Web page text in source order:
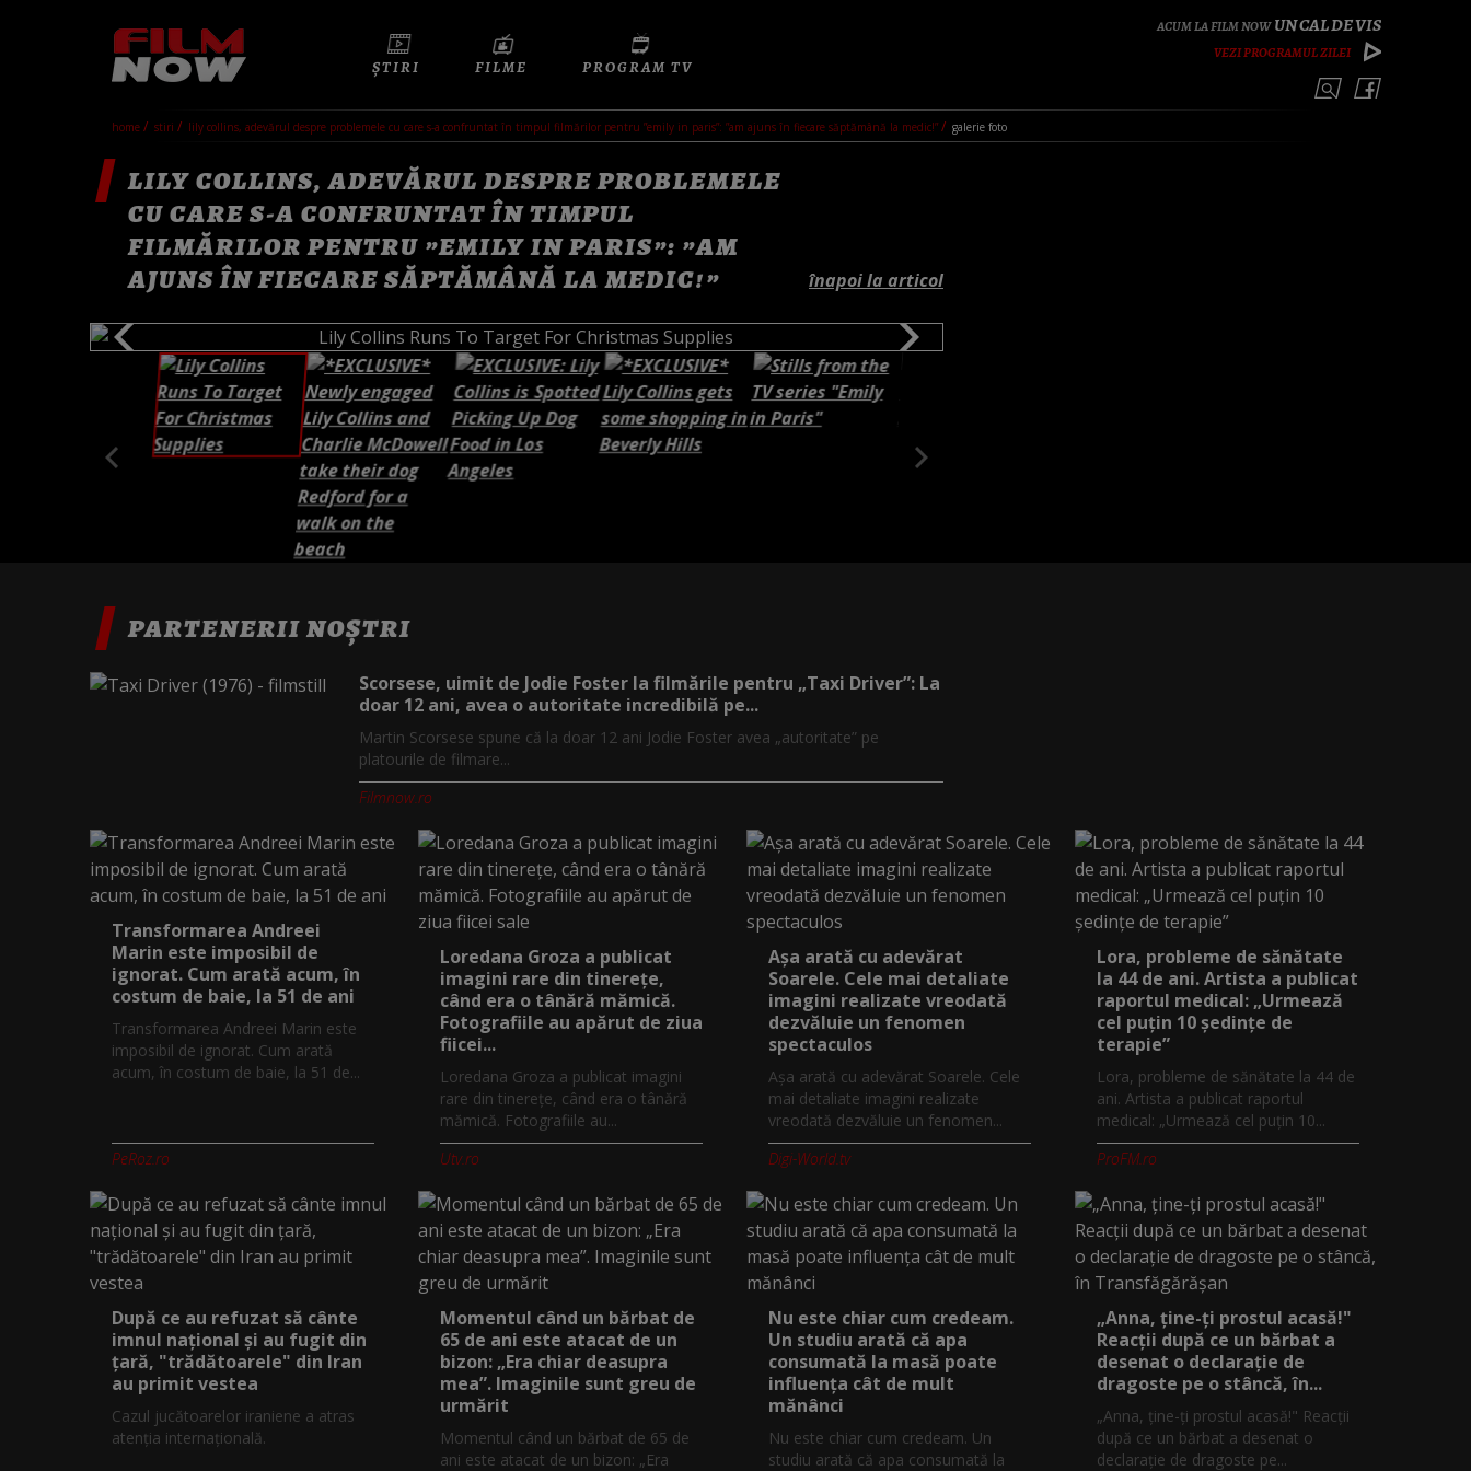
UN CAL DE VIS
VEZI PROGRAMUL ZILEI
ȘTIRI FILME PROGRAM TV
home stiri lily collins, adevărul despre problemele cu care s-a confruntat în timpul filmărilor pentru ”emily in paris”: ”am ajuns în fiecare săptămână la medic!” galerie foto
LILY COLLINS, ADEVĂRUL DESPRE PROBLEMELE
CU CARE S-A CONFRUNTAT ÎN TIMPUL
FILMĂRILOR PENTRU ”EMILY IN PARIS”: ”AM
AJUNS ÎN FIECARE SĂPTĂMÂNĂ LA MEDIC!”
înapoi la articol
PARTENERII NOȘTRI
Scorsese, uimit de Jodie Foster la filmările pentru „Taxi Driver”: La
doar 12 ani, avea o autoritate incredibilă pe...
Martin Scorsese spune că la doar 12 ani Jodie Foster avea „autoritate” pe
platourile de filmare...
Filmnow.ro
Transformarea Andreei
Marin este imposibil de
ignorat. Cum arată acum, în
costum de baie, la 51 de ani
Transformarea Andreei Marin este
imposibil de ignorat. Cum arată
acum, în costum de baie, la 51 de...
PeRoz.ro
Loredana Groza a publicat
imagini rare din tinerețe,
când era o tânără mămică.
Fotografiile au apărut de ziua
fiicei...
Loredana Groza a publicat imagini
rare din tinerețe, când era o tânără
mămică. Fotografiile au...
Utv.ro
Așa arată cu adevărat
Soarele. Cele mai detaliate
imagini realizate vreodată
dezvăluie un fenomen
spectaculos
Așa arată cu adevărat Soarele. Cele
mai detaliate imagini realizate
vreodată dezvăluie un fenomen...
Digi-World.tv
Lora, probleme de sănătate
la 44 de ani. Artista a publicat
raportul medical: „Urmează
cel puțin 10 ședințe de
terapie”
Lora, probleme de sănătate la 44 de
ani. Artista a publicat raportul
medical: „Urmează cel puțin 10...
ProFM.ro
După ce au refuzat să cânte
imnul naţional şi au fugit din
ţară, "trădătoarele" din Iran
au primit vestea
Cazul jucătoarelor iraniene a atras
atenţia internaţională.
Momentul când un bărbat de
65 de ani este atacat de un
bizon: „Era chiar deasupra
mea”. Imaginile sunt greu de
urmărit
Momentul când un bărbat de 65 de
ani este atacat de un bizon: „Era
Nu este chiar cum credeam.
Un studiu arată că apa
consumată la masă poate
influența cât de mult
mănânci
Nu este chiar cum credeam. Un
studiu arată că apa consumată la
„Anna, ţine-ţi prostul acasă!"
Reacţii după ce un bărbat a
desenat o declaraţie de
dragoste pe o stâncă, în...
„Anna, ţine-ţi prostul acasă!" Reacţii
după ce un bărbat a desenat o
declaraţie de dragoste pe...